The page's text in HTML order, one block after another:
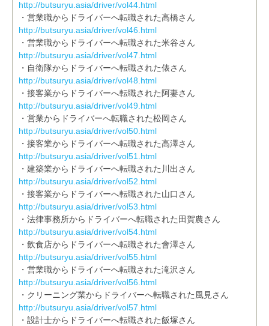
http://butsuryu.asia/driver/vol44.html
・営業職からドライバーへ転職された高橋さん
http://butsuryu.asia/driver/vol46.html
・営業職からドライバーへ転職された米谷さん
http://butsuryu.asia/driver/vol47.html
・自衛隊からドライバーへ転職された俵さん
http://butsuryu.asia/driver/vol48.html
・接客業からドライバーへ転職された阿妻さん
http://butsuryu.asia/driver/vol49.html
・営業からドライバーへ転職された松岡さん
http://butsuryu.asia/driver/vol50.html
・接客業からドライバーへ転職された高澤さん
http://butsuryu.asia/driver/vol51.html
・建築業からドライバーへ転職された川出さん
http://butsuryu.asia/driver/vol52.html
・接客業からドライバーへ転職された山口さん
http://butsuryu.asia/driver/vol53.html
・法律事務所からドライバーへ転職された田賀農さん
http://butsuryu.asia/driver/vol54.html
・飲食店からドライバーへ転職された會澤さん
http://butsuryu.asia/driver/vol55.html
・営業職からドライバーへ転職された滝沢さん
http://butsuryu.asia/driver/vol56.html
・クリーニング業からドライバーへ転職された風見さん
http://butsuryu.asia/driver/vol57.html
・設計士からドライバーへ転職された飯塚さん